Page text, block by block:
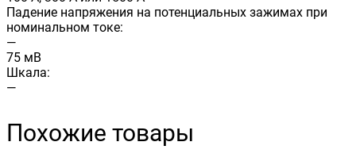
Падение напряжения на потенциальных зажимах при
номинальном токе:
—
75 мВ
Шкала:
—
Похожие товары